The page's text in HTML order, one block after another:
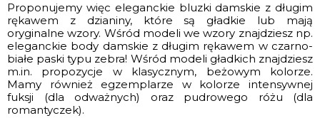
Proponujemy więc eleganckie bluzki damskie z długim
rękawem z dzianiny, które są gładkie lub mają
oryginalne wzory. Wśród modeli we wzory znajdziesz np.
eleganckie body damskie z długim rękawem w czarno-
białe paski typu zebra! Wśród modeli gładkich znajdziesz
m.in. propozycje w klasycznym, beżowym kolorze.
Mamy również egzemplarze w kolorze intensywnej
fuksji (dla odważnych) oraz pudrowego różu (dla
romantyczek).